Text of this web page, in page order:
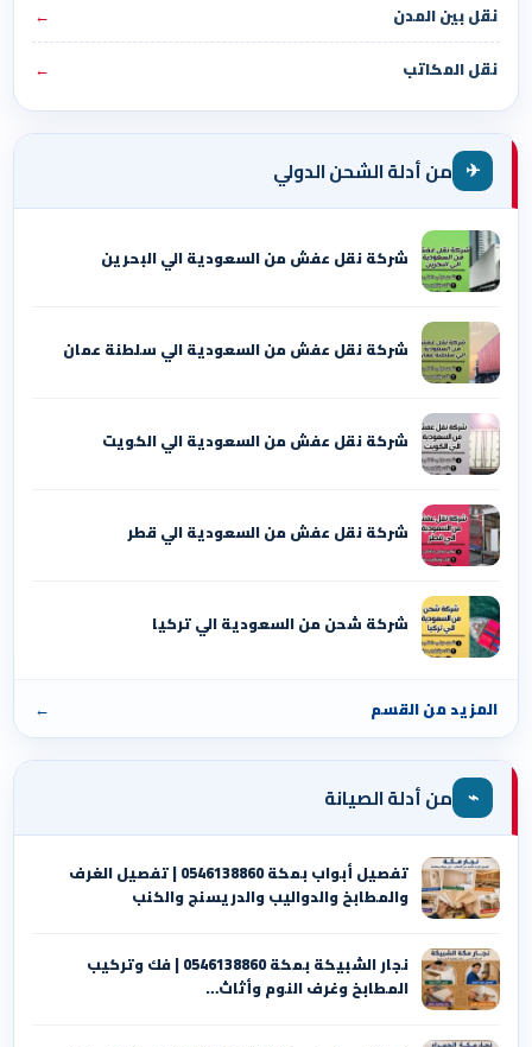
نقل بين المدن
←
نقل المكاتب
←
✈ من أدلة الشحن الدولي
شركة نقل عفش من السعودية الي البحرين
شركة نقل عفش من السعودية الي سلطنة عمان
شركة نقل عفش من السعودية الي الكويت
شركة نقل عفش من السعودية الي قطر
شركة شحن من السعودية الي تركيا
المزيد من القسم ←
⌁ من أدلة الصيانة
تفصيل أبواب بمكة 0546138860 | تفصيل الغرف
والمطابخ والدواليب والدريسنج والكنب
نجار الشبيكة بمكة 0546138860⁩ | فك وتركيب
المطابخ وغرف النوم وأثاث…